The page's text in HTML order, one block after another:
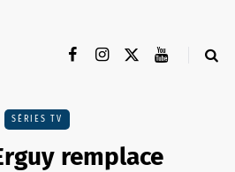
SÉRIES TV
remplace